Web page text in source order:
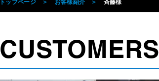
トップページ お客様紹介 斉藤様
CUSTOMERS